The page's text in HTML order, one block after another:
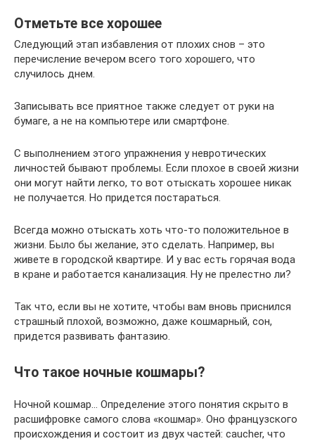
Отметьте все хорошее
Следующий этап избавления от плохих снов – это
перечисление вечером всего того хорошего, что
случилось днем.
Записывать все приятное также следует от руки на
бумаге, а не на компьютере или смартфоне.
С выполнением этого упражнения у невротических
личностей бывают проблемы. Если плохое в своей жизни
они могут найти легко, то вот отыскать хорошее никак
не получается. Но придется постараться.
Всегда можно отыскать хоть что-то положительное в
жизни. Было бы желание, это сделать. Например, вы
живете в городской квартире. И у вас есть горячая вода
в кране и работается канализация. Ну не прелестно ли?
Так что, если вы не хотите, чтобы вам вновь приснился
страшный плохой, возможно, даже кошмарный, сон,
придется развивать фантазию.
Что такое ночные кошмары?
Ночной кошмар… Определение этого понятия скрыто в
расшифровке самого слова «кошмар». Оно французского
происхождения и состоит из двух частей: caucher, что